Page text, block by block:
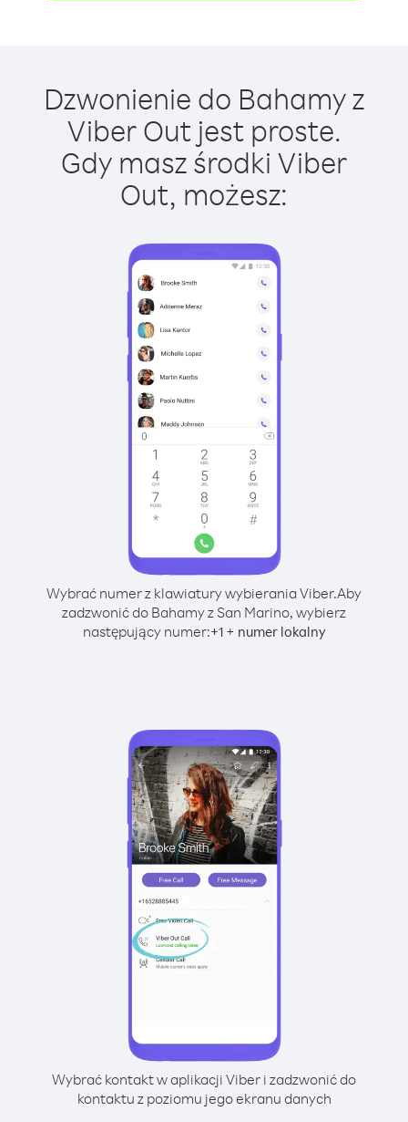
Dzwonienie do Bahamy z
Viber Out jest proste.
Gdy masz środki Viber
Out, możesz:
Wybrać numer z klawiatury wybierania Viber.Aby
zadzwonić do Bahamy z San Marino, wybierz
następujący numer:+1+ numer lokalny
Wybrać kontakt w aplikacji Viber i zadzwonić do
kontaktu z poziomu jego ekranu danych